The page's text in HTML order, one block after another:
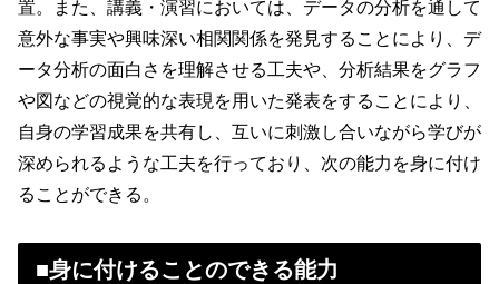
置。また、講義・演習においては、データの分析を通して
意外な事実や興味深い相関関係を発見することにより、デ
ータ分析の面白さを理解させる工夫や、分析結果をグラフ
や図などの視覚的な表現を用いた発表をすることにより、
自身の学習成果を共有し、互いに刺激し合いながら学びが
深められるような工夫を行っており、次の能力を身に付け
ることができる。
■身に付けることのできる能力